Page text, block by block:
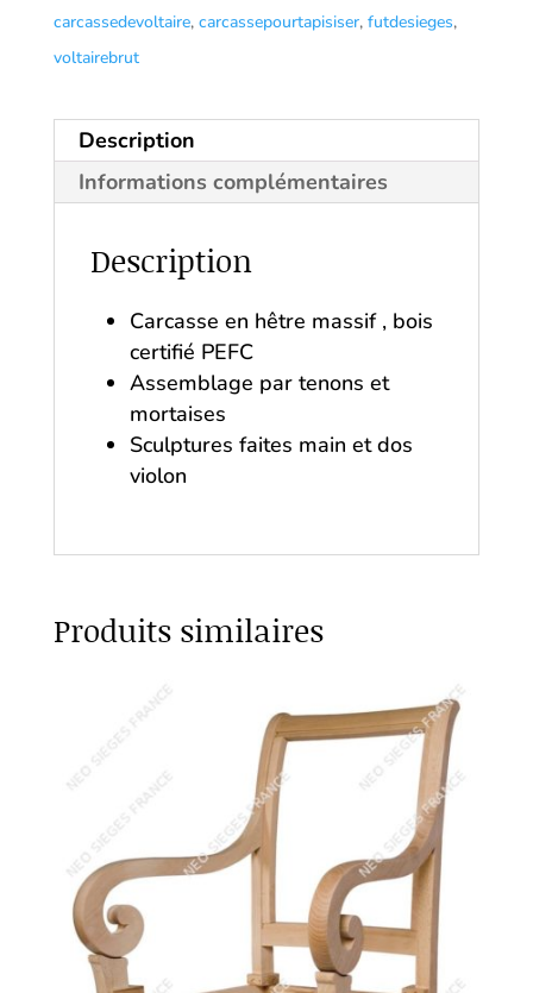
carcassedevoltaire, carcassepourtapisiser, futdesieges,
voltairebrut
Description
Informations complémentaires
Description
Carcasse en hêtre massif , bois
certifié PEFC
Assemblage par tenons et
mortaises
Sculptures faites main et dos
violon
Produits similaires